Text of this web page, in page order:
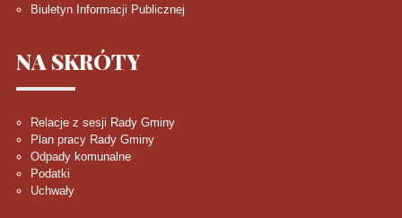
Biuletyn Informacji Publicznej
NA SKRÓTY
Relacje z sesji Rady Gminy
Plan pracy Rady Gminy
Odpady komunalne
Podatki
Uchwały